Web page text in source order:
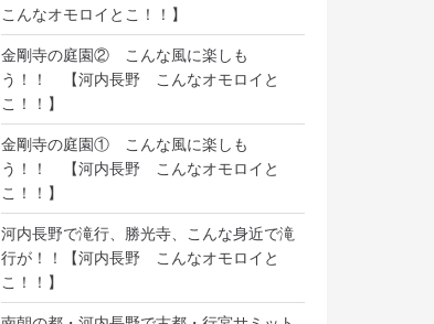
こんなオモロイとこ！！】
金剛寺の庭園② こんな風に楽しも
う！！ 【河内長野 こんなオモロイと
こ！！】
金剛寺の庭園① こんな風に楽しも
う！！ 【河内長野 こんなオモロイと
こ！！】
河内長野で滝行、勝光寺、こんな身近で滝
行が！！【河内長野 こんなオモロイと
こ！！】